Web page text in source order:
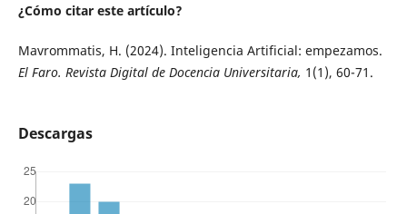
¿Cómo citar este artículo?
Mavrommatis, H. (2024). Inteligencia Artificial: empezamos.
El Faro. Revista Digital de Docencia Universitaria, 1(1), 60-71.
Descargas